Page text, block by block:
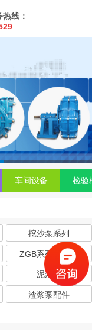
线：
车间设备 检验
挖沙泵系列
ZGB系列渣浆泵
泥浆泵
渣浆泵配件